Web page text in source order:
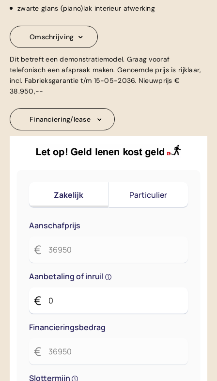
zwarte glans (piano)lak interieur afwerking
Omschrijving
Dit betreft een demonstratiemodel. Graag vooraf
telefonisch een afspraak maken. Genoemde prijs is rijklaar,
incl. Fabrieksgarantie t/m 15-05-2036. Nieuwprijs €
38.950,--
Financiering/lease